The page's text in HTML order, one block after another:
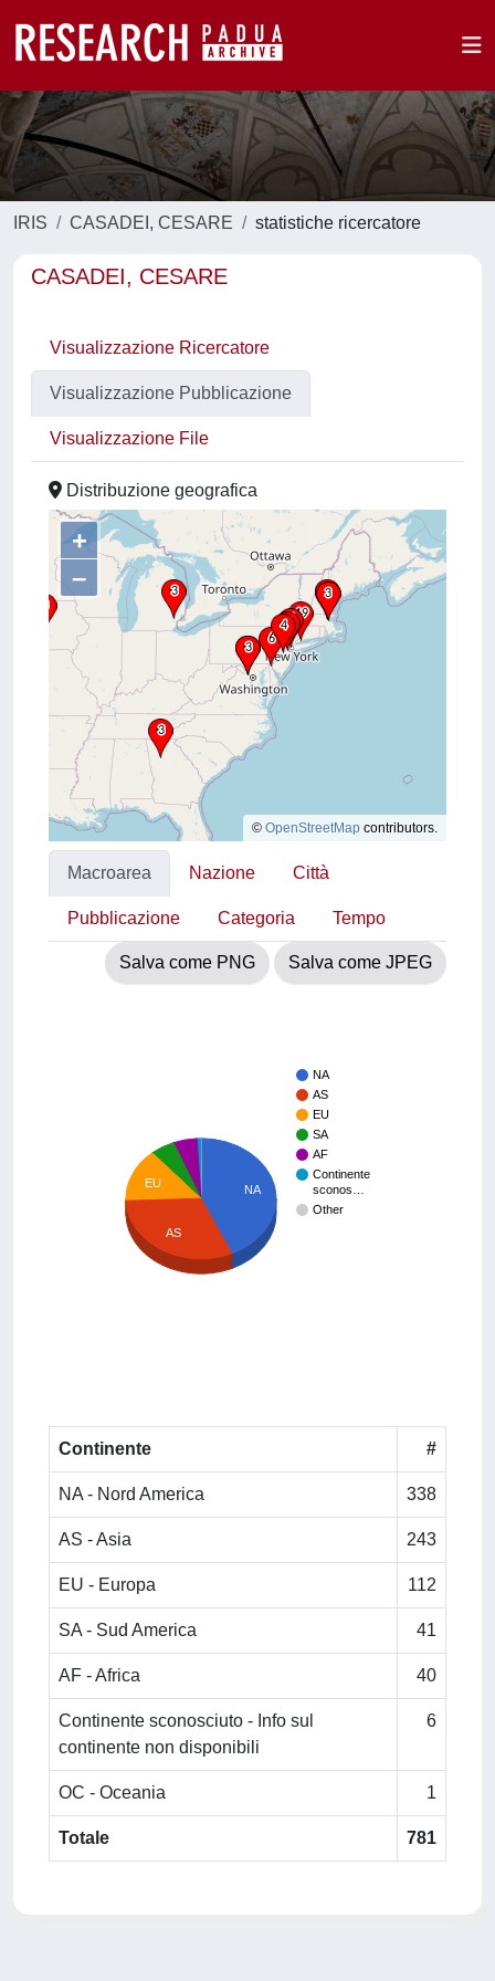
IRIS CASADEI, CESARE statistiche ricercatore
CASADEI, CESARE
Visualizzazione Ricercatore
Visualizzazione Pubblicazione
Visualizzazione File
Distribuzione geografica
+
–
© OpenStreetMap contributors.
Macroarea Nazione Città
Pubblicazione Categoria Tempo
Salva come PNG Salva come JPEG
NA
AS
EU
SA
AF
Continente
sconos…
Other
NA
EU
AS
Continente #
NA - Nord America 338
AS - Asia 243
EU - Europa 112
SA - Sud America 41
AF - Africa 40
Continente sconosciuto - Info sul
continente non disponibili
6
OC - Oceania 1
Totale 781